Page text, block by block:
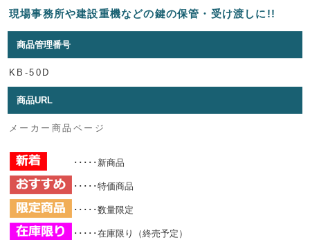
現場事務所や建設重機などの鍵の保管・受け渡しに!!
商品管理番号
KB-50D
商品URL
メーカー商品ページ
･････新商品
･････特価商品
･････数量限定
･････在庫限り（終売予定）